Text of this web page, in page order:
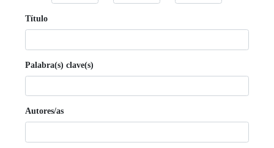
Título
Palabra(s) clave(s)
Autores/as